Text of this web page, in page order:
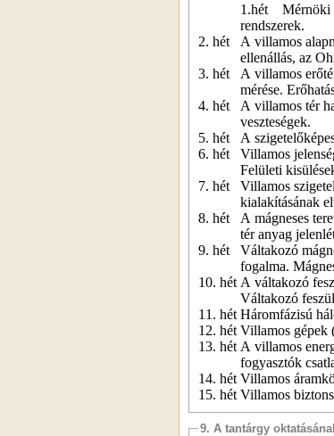
1.hét
Mérnöki
rendszerek.
2. hét
A villamos
ellenállás, az
3. hét
A villamos
mérése.
4. hét
A villamos tér
veszteségek.
5. hét
A
6. hét
Villamos
Felületi
7. hét
Villamos
kialakításának
8. hét
A mágneses
tér anyag
9. hét
Váltakozó
fogalma.
10. hét A váltakozó
Váltakozó
11. hét Háromfázisú
12. hét Villamos gépek
13. hét A villamos
fogyasztók
14. hét Villamos
15. hét Villamos
9. A tantárgy